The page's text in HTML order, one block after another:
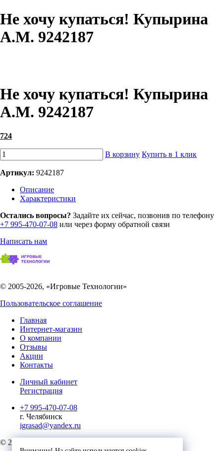
Не хочу купаться! Купырина
А.М. 9242187
Не хочу купаться! Купырина
А.М. 9242187
724
В корзину Купить в 1 клик
Артикул: 9242187
Описание
Характеристики
Остались вопросы? Задайте их сейчас, позвонив по телефону
+7 995-470-07-08 или через форму обратной связи
Написать нам
© 2005-2026, «Игровые Технологии»
Пользовательское соглашение
Главная
Интернет-магазин
О компании
Отзывы
Акции
Контакты
Личный кабинет
Регистрация
+7 995-470-07-08
г. Челябинск
igrasad@yandex.ru
© 2023, Игровые Технологии